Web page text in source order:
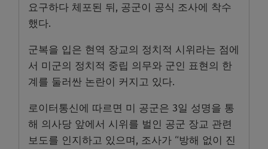
요구하다 체포된 뒤, 공군이 공식 조사에 착수
했다.
군복을 입은 현역 장교의 정치적 시위라는 점에
서 미군의 정치적 중립 의무와 군인 표현의 한
계를 둘러싼 논란이 커지고 있다.
로이터통신에 따르면 미 공군은 3일 성명을 통
해 의사당 앞에서 시위를 벌인 공군 장교 관련
보도를 인지하고 있으며, 조사가 “방해 없이 진